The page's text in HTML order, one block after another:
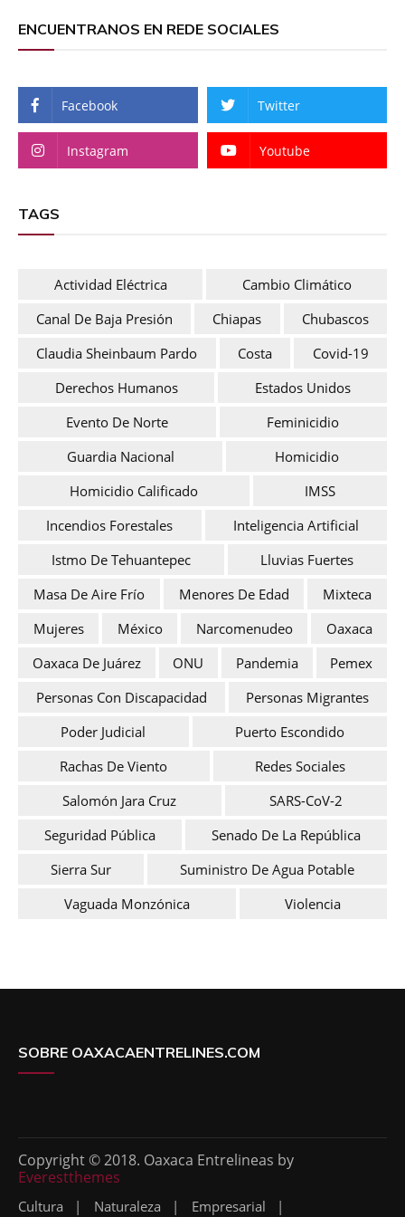
ENCUENTRANOS EN REDE SOCIALES
Facebook Twitter
Instagram Youtube
TAGS
Actividad Eléctrica
Cambio Climático
Canal De Baja Presión
Chiapas
Chubascos
Claudia Sheinbaum Pardo
Costa
Covid-19
Derechos Humanos
Estados Unidos
Evento De Norte
Feminicidio
Guardia Nacional
Homicidio
Homicidio Calificado
IMSS
Incendios Forestales
Inteligencia Artificial
Istmo De Tehuantepec
Lluvias Fuertes
Masa De Aire Frío
Menores De Edad
Mixteca
Mujeres
México Narcomenudeo
Oaxaca
Oaxaca De Juárez
ONU Pandemia
Pemex
Personas Con Discapacidad
Personas Migrantes
Poder Judicial
Puerto Escondido
Rachas De Viento
Redes Sociales
Salomón Jara Cruz
SARS-CoV-2
Seguridad Pública
Senado De La República
Sierra Sur
Suministro De Agua Potable
Vaguada Monzónica
Violencia
SOBRE OAXACAENTRELINES.COM
Copyright © 2018. Oaxaca Entrelineas by
Everestthemes
Cultura Naturaleza Empresarial